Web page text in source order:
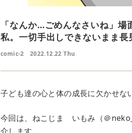
「なんか…ごめんなさいね」
私。一切手出しできないまま
comic-2 2022.12.22 Thu
子ども達の心と体の成長に欠かせな
今回は、ねこじま いもみ（＠